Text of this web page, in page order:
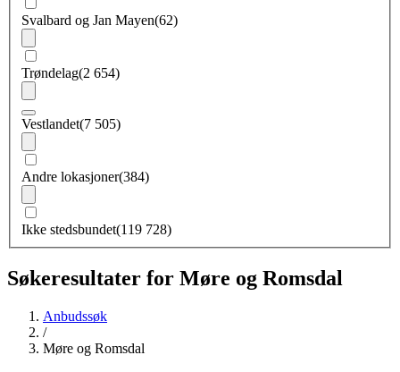
Svalbard og Jan Mayen(62)
Trøndelag(2 654)
Vestlandet(7 505)
Andre lokasjoner(384)
Ikke stedsbundet(119 728)
Søkeresultater for Møre og Romsdal
Anbudssøk
/
Møre og Romsdal